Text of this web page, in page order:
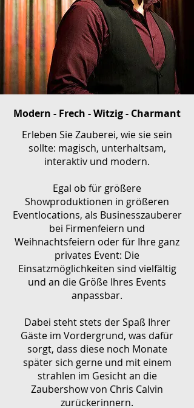
Modern - Frech - Witzig - Charmant
Erleben Sie Zauberei, wie sie sein
sollte: magisch, unterhaltsam,
interaktiv und modern.
Egal ob für größere
Showproduktionen in größeren
Eventlocations, als Businesszauberer
bei Firmenfeiern und
Weihnachtsfeiern oder für Ihre ganz
privates Event: Die
Einsatzmöglichkeiten sind vielfältig
und an die Größe Ihres Events
anpassbar.
Dabei steht stets der Spaß Ihrer
Gäste im Vordergrund, was dafür
sorgt, dass diese noch Monate
später sich gerne und mit einem
strahlen im Gesicht an die
Zaubershow von Chris Calvin
zurückerinnern.